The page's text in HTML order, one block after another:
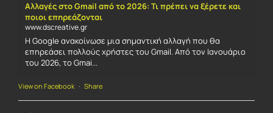
Αλλαγές στο Gmail από το 2026: Τι πρέπει να ξέρετε και
ποιοι επηρεάζονται
www.dscreative.gr
Η Google ανακοίνωσε μια σημαντική αλλαγή που θα
επηρεάσει πολλούς χρήστες του Gmail. Από τον Ιανουάριο
του 2026, το Gmai...
View on Facebook · Share